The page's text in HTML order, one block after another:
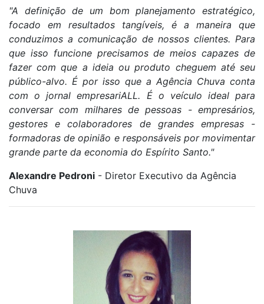
"A definição de um bom planejamento estratégico,
focado em resultados tangíveis, é a maneira que
conduzimos a comunicação de nossos clientes. Para
que isso funcione precisamos de meios capazes de
fazer com que a ideia ou produto cheguem até seu
público-alvo. É por isso que a Agência Chuva conta
com o jornal empresariALL. É o veículo ideal para
conversar com milhares de pessoas - empresários,
gestores e colaboradores de grandes empresas -
formadoras de opinião e responsáveis por movimentar
grande parte da economia do Espírito Santo."
Alexandre Pedroni - Diretor Executivo da Agência
Chuva